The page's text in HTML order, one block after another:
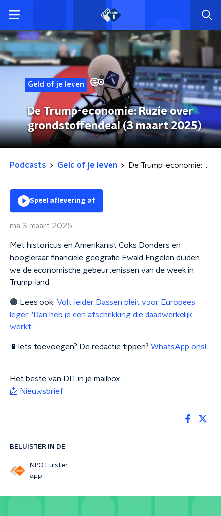
Geld of je leven
De Trump-economie: Ruzie over
grondstoffendeal (3 maart 2025)
Podcasts Geld of je leven De Trump-economie: Ruzie over grondstoffendeal (3 maart 2025)
BELUISTER IN DE
NPO Luister
app
Speel aflevering af
ma 3 maart 2025
Met historicus en Amerikanist Coks Donders en
hoogleraar financiële geografie Ewald Engelen duiden
we de economische gebeurtenissen van de week in
Trump-land.
🟣 Lees ook: Volt-leider Dassen pleit voor Europees
leger: 'Dan heb je een afschrikking die daad­wer­ke­lijk
werkt'
📱Iets toevoegen? De redactie tippen? WhatsApp ons!
Het beste van DIT in je mailbox:
📩 Nieuwsbrief